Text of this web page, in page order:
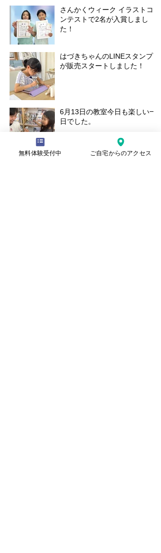
さんかくウィーク イラストコ
ンテストで2名が入賞しまし
た！
はづきちゃんのLINEスタンプ
が販売スタートしました！
6月13日の教室今日も楽しい一
日でした。
TBC学院のイラストコンテス
無料体験受付中 ご自宅からのアクセス